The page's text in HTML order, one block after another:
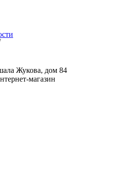
Жукова, дом 84
магазин